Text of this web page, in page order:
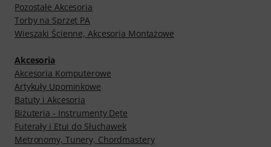
Pozostałe Akcesoria
Torby na Sprzęt PA
Wieszaki Ścienne, Akcesoria Montażowe
Akcesoria
Akcesoria Komputerowe
Artykuły Upominkowe
Batuty i Akcesoria
Biżuteria - Instrumenty Dęte
Futerały i Etui do Słuchawek
Metronomy, Tunery, Chordmastery